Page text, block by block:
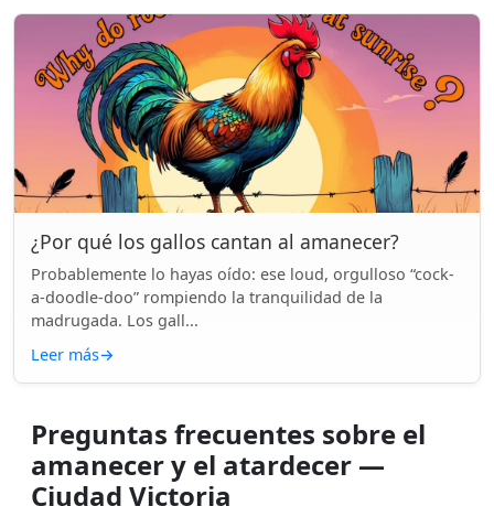
¿Por qué los gallos cantan al amanecer?
Probablemente lo hayas oído: ese loud, orgulloso “cock-
a-doodle-doo” rompiendo la tranquilidad de la
madrugada. Los gall...
Leer más→
Preguntas frecuentes sobre el
amanecer y el atardecer —
Ciudad Victoria